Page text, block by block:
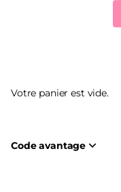
Votre panier est vide.
Code avantage